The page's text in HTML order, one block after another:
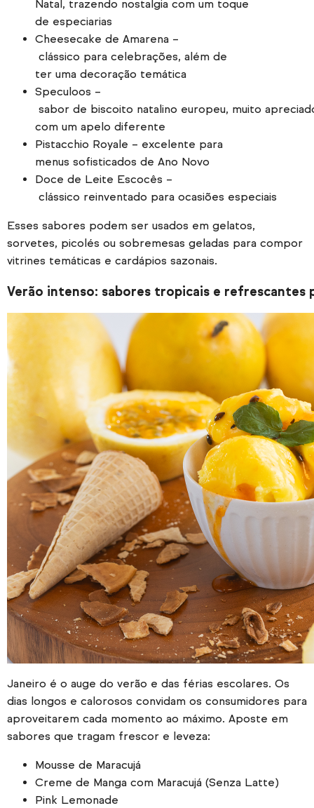
Natal, trazendo nostalgia com um toque
de especiarias
Cheesecake de Amarena –
clássico para celebrações, além de
ter uma decoração temática
Speculoos –
sabor de biscoito natalino europeu, muito
com um apelo diferente
Pistacchio Royale – excelente para
menus sofisticados de Ano Novo
Doce de Leite Escocês –
clássico reinventado para ocasiões especiais
Esses sabores podem ser usados em gelatos,
sorvetes, picolés ou sobremesas geladas para compor
vitrines temáticas e cardápios sazonais.
Verão intenso: sabores tropicais e refrescantes
Janeiro é o auge do verão e das férias escolares. Os
dias longos e calorosos convidam os consumidores para
aproveitarem cada momento ao máximo. Aposte em
sabores que tragam frescor e leveza:
Mousse de Maracujá
Creme de Manga com Maracujá (Senza Latte)
Pink Lemonade